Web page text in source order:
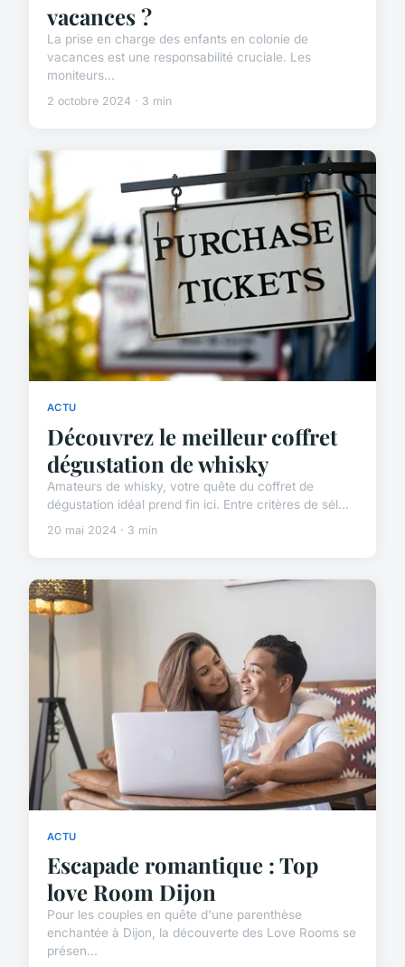
vacances ?
La prise en charge des enfants en colonie de
vacances est une responsabilité cruciale. Les
moniteurs...
2 octobre 2024 · 3 min
ACTU
Découvrez le meilleur coffret
dégustation de whisky
Amateurs de whisky, votre quête du coffret de
dégustation idéal prend fin ici. Entre critères de sél...
20 mai 2024 · 3 min
ACTU
Escapade romantique : Top
love Room Dijon
Pour les couples en quête d'une parenthèse
enchantée à Dijon, la découverte des Love Rooms se
présen...